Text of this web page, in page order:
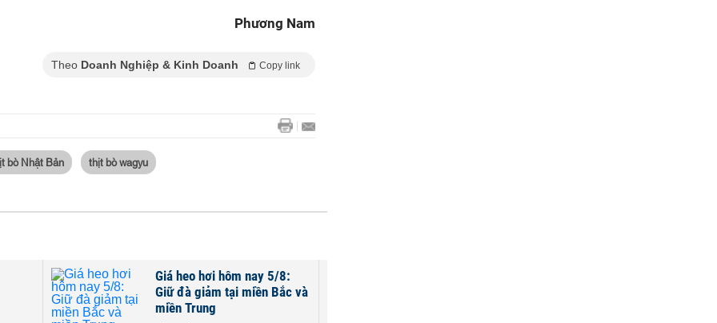
Phương Nam
Theo Doanh Nghiệp & Kinh Doanh Copy link
bò Nhật Bản thịt bò wagyu
Giá heo hơi hôm nay 5/8:
Giữ đà giảm tại miền Bắc và
miền Trung